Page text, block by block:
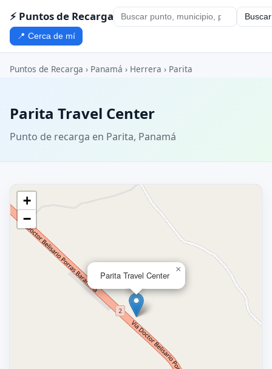
⚡ Puntos de Recarga Buscar
📍 Cerca de mí
Puntos de Recarga › Panamá › Herrera › Parita
Parita Travel Center
Punto de recarga en Parita, Panamá
Parita Travel Center
×
+
−